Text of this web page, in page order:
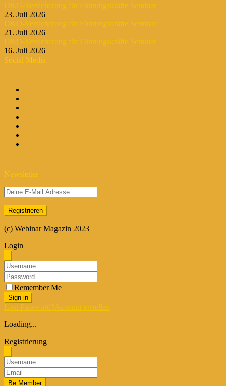
D&O-Versicherung für Führungskräfte Seminar
23. Juli 2026
D&O-Versicherung für Führungskräfte Seminar
21. Juli 2026
D&O-Versicherung für Führungskräfte Seminar
16. Juli 2026
Social Media
Newsletter
(c) Webinar Magazin 2023
Login
Remember Me
Sign in
Lost Password?Account erstellen
Loading...
Registrierung
Be Member